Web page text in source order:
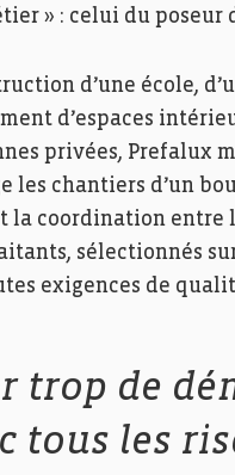
» : celui du poseur
d’une école,
d’espaces
privées, Prefalux
les chantiers d’un
la coordination entre
sélectionnés
exigences de
trop de
tous les